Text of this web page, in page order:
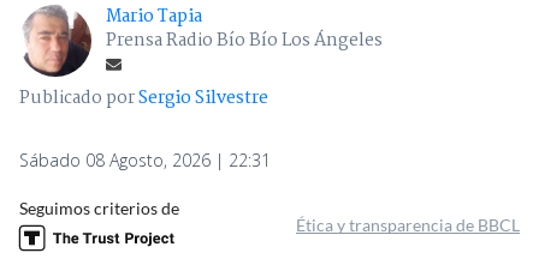
Mario Tapia
Prensa Radio Bío Bío Los Ángeles
Publicado porSergio Silvestre
Sábado 08 Agosto, 2026 | 22:31
Seguimos criterios de
Ética y transparencia de BBCL